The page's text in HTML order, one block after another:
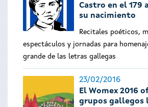
Castro en el 179
su nacimiento
Recitales poéticos,
espectáculos y jornadas para
grande de las letras gallegas
23/02/2016
El Womex 2016
grupos gallegos